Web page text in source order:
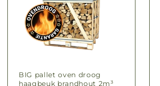
BIG pallet oven droog
haagbeuk brandhout 2m³